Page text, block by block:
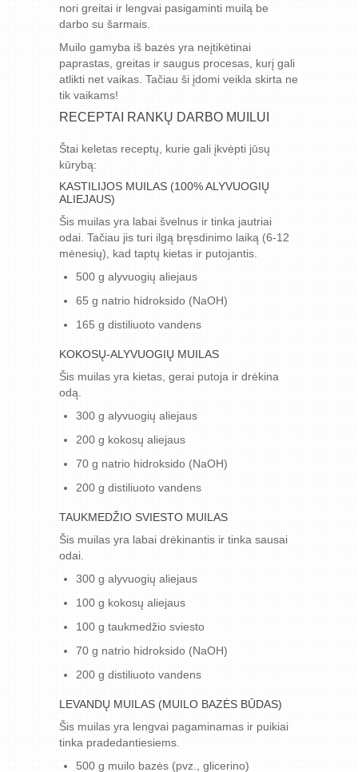
nori greitai ir lengvai pasigaminti muilą be
darbo su šarmais.
Muilo gamyba iš bazės yra neįtikėtinai
paprastas, greitas ir saugus procesas, kurį gali
atlikti net vaikas. Tačiau ši įdomi veikla skirta ne
tik vaikams!
RECEPTAI RANKŲ DARBO MUILUI
Štai keletas receptų, kurie gali įkvėpti jūsų
kūrybą:
KASTILIJOS MUILAS (100% ALYVUOGIŲ
ALIEJAUS)
Šis muilas yra labai švelnus ir tinka jautriai
odai. Tačiau jis turi ilgą bręsdinimo laiką (6-12
mėnesių), kad taptų kietas ir putojantis.
500 g alyvuogių aliejaus
65 g natrio hidroksido (NaOH)
165 g distiliuoto vandens
KOKOSŲ-ALYVUOGIŲ MUILAS
Šis muilas yra kietas, gerai putoja ir drėkina
odą.
300 g alyvuogių aliejaus
200 g kokosų aliejaus
70 g natrio hidroksido (NaOH)
200 g distiliuoto vandens
TAUKMEDŽIO SVIESTO MUILAS
Šis muilas yra labai drėkinantis ir tinka sausai
odai.
300 g alyvuogių aliejaus
100 g kokosų aliejaus
100 g taukmedžio sviesto
70 g natrio hidroksido (NaOH)
200 g distiliuoto vandens
LEVANDŲ MUILAS (MUILO BAZĖS BŪDAS)
Šis muilas yra lengvai pagaminamas ir puikiai
tinka pradedantiesiems.
500 g muilo bazės (pvz., glicerino)